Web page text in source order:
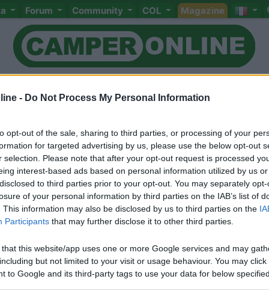
- Do Not Process My Personal Information
opt-out of the sale, sharing to third parties, or processing of your
for targeted advertising by us, please use the below opt-out
selection. Please note that after your opt-out request is processed
interest-based ads based on personal information utilized by us
to third parties prior to your opt-out. You may separately
of your personal information by third parties on the IAB’s list of
This information may also be disclosed by us to third parties on the
Participants that may further disclose it to other third parties.
that this website/app uses one or more Google services and may
but not limited to your visit or usage behaviour. You may
to Google and its third-party tags to use your data for below
Forum Community COL Magazine
tratta genova olb
Meccanica Cellula Accessori Eventi Leggi Comportamenti
Attivi
< 1 >
e vuole cederlo mi fatte sapere? Grazie